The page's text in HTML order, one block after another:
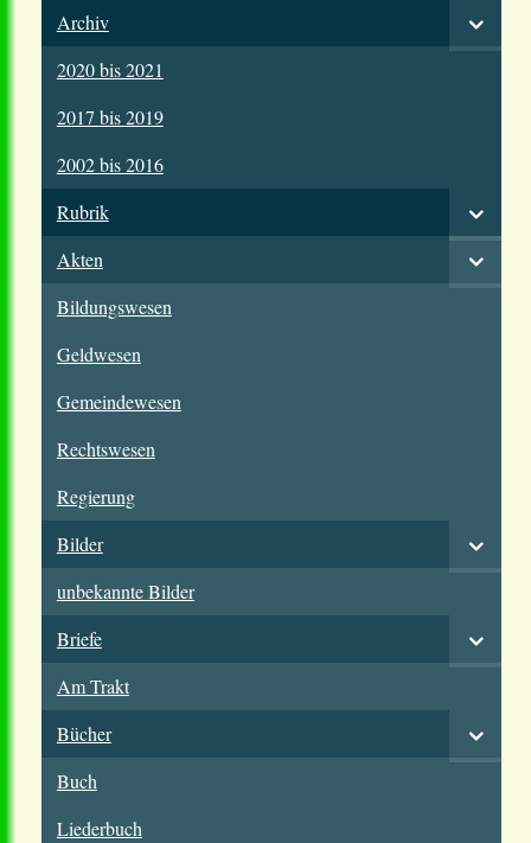
Archiv
2020 bis 2021
2017 bis 2019
2002 bis 2016
Rubrik
Akten
Bildungswesen
Geldwesen
Gemeindewesen
Rechtswesen
Regierung
Bilder
unbekannte Bilder
Briefe
Am Trakt
Bücher
Buch
Liederbuch